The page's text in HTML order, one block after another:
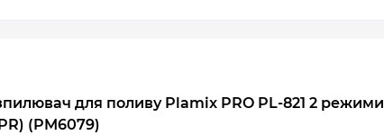
для поливу Plamix PRO PL-821 2 режими
(PM6079)